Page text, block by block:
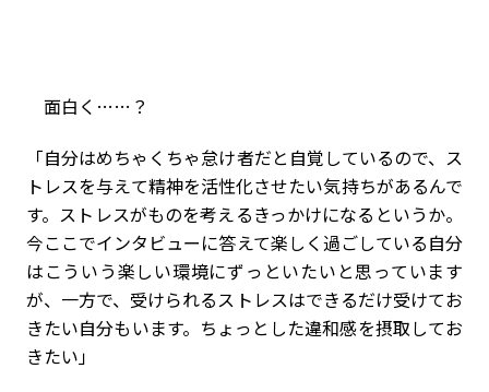
面白く……？
「自分はめちゃくちゃ怠け者だと自覚しているので、ス
トレスを与えて精神を活性化させたい気持ちがあるんで
す。ストレスがものを考えるきっかけになるというか。
今ここでインタビューに答えて楽しく過ごしている自分
はこういう楽しい環境にずっといたいと思っています
が、一方で、受けられるストレスはできるだけ受けてお
きたい自分もいます。ちょっとした違和感を摂取してお
きたい」